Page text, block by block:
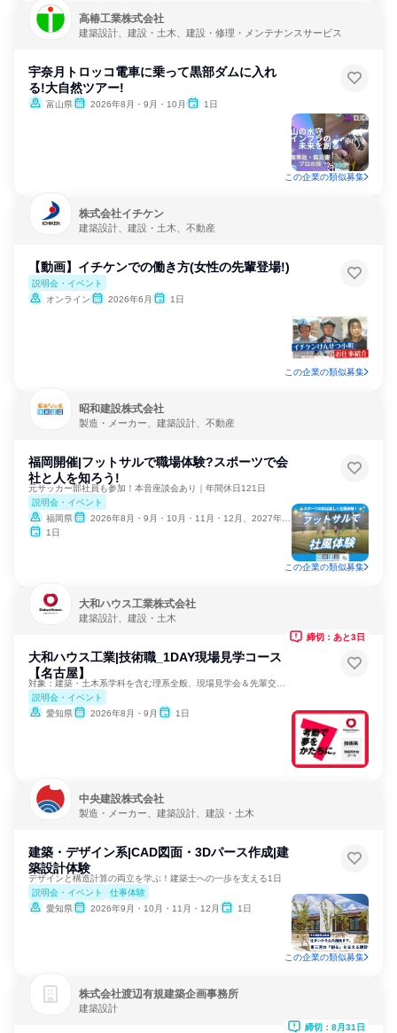
高椿工業株式会社
建築設計、建設・土木、建設・修理・メンテナンスサービス
宇奈月トロッコ電車に乗って黒部ダムに入れ
る!大自然ツアー!
富山県 2026年8月・9月・10月 1日
この企業の類似募集
株式会社イチケン
建築設計、建設・土木、不動産
【動画】イチケンでの働き方(女性の先輩登場!)
説明会・イベント
オンライン
2026年6月 1日
この企業の類似募集
昭和建設株式会社
製造・メーカー、建築設計、不動産
福岡開催|フットサルで職場体験?スポーツで会
社と人を知ろう!
元サッカー部社員も参加！本音座談会あり｜年間休日121日
説明会・イベント
福岡県
2026年8月・9月・10月・11月・12月、2027年1月
1日
この企業の類似募集
大和ハウス工業株式会社
建築設計、建設・土木
大和ハウス工業|技術職_1DAY現場見学コース
【名古屋】
説明会・イベント
愛知県
2026年8月・9月 1日
締切：あと3日
中央建設株式会社
製造・メーカー、建築設計、建設・土木
建築・デザイン系|CAD図面・3Dパース作成|建
築設計体験
デザインと構造計算の両立を学ぶ！建築士への一歩を支える1日
説明会・イベント
仕事体験
愛知県
2026年9月・10月・11月・12月 1日
この企業の類似募集
株式会社渡辺有規建築企画事務所
建築設計
締切：8月31日